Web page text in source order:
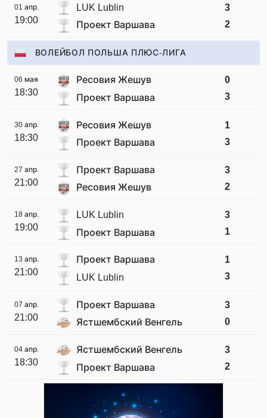
01 апр.
19:00
LUK Lublin
Проект Варшава
3
2
ВОЛЕЙБОЛ ПОЛЬША ПЛЮС-ЛИГА
06 мая
18:30
Ресовия Жешув
Проект Варшава
0
3
30 апр.
18:30
Ресовия Жешув
Проект Варшава
1
3
27 апр.
21:00
Проект Варшава
Ресовия Жешув
3
2
18 апр.
19:00
LUK Lublin
Проект Варшава
3
1
13 апр.
21:00
Проект Варшава
LUK Lublin
1
3
07 апр.
21:00
Проект Варшава
Ястшембский Венгель
3
0
04 апр.
18:30
Ястшембский Венгель
Проект Варшава
3
2